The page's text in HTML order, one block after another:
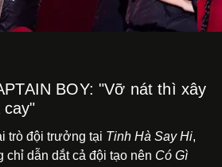
BOY: "Vỡ nát thì xây
cay"
trò đội trưởng tại Tinh Hà Say Hi,
chỉ dẫn dắt cả đội tạo nên Có Gì